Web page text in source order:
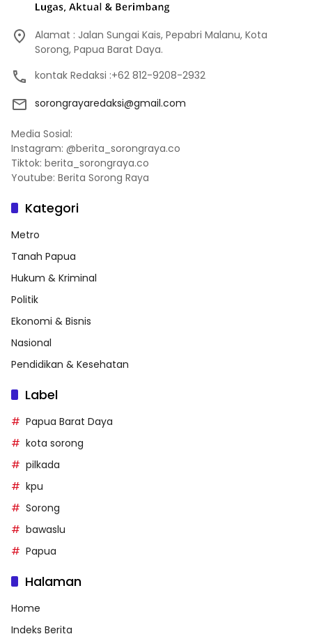
Alamat : Jalan Sungai Kais, Pepabri Malanu, Kota
Sorong, Papua Barat Daya.
kontak Redaksi :+62 812-9208-2932
sorongrayaredaksi@gmail.com
Media Sosial:
Instagram: @berita_sorongraya.co
Tiktok: berita_sorongraya.co
Youtube: Berita Sorong Raya
Kategori
Metro
Tanah Papua
Hukum & Kriminal
Politik
Ekonomi & Bisnis
Nasional
Pendidikan & Kesehatan
Label
Papua Barat Daya
kota sorong
pilkada
kpu
Sorong
bawaslu
Papua
Halaman
Home
Indeks Berita